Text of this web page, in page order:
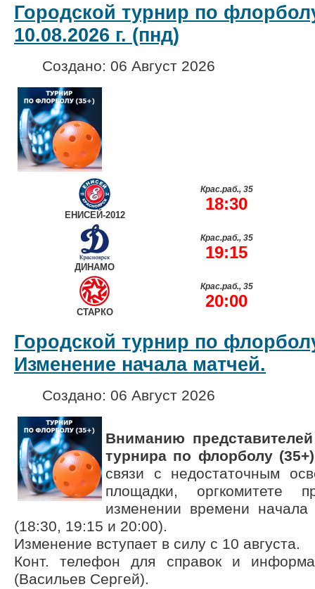
Городской турнир по
10.08.2026 г. (пнд)
Создано: 06 Август 2026
ЕНИСЕЙ-2012
Крас.раб., 35
18:30
ДИНАМО
Крас.раб., 35
19:15
СТАРКО
Крас.раб., 35
20:00
Городской турнир по
Изменение начала матчей.
Создано: 06 Август 2026
Вниманию
турнира по флорболу
связи с недостаточным
площадки, оргкомитете
изменении времени
(18:30, 19:15 и 20:00).
Изменение вступает в силу с 10 августа.
Конт. телефон для справок и
(Васильев Сергей).